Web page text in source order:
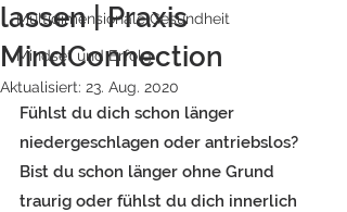
Multidimensionale Gesundheit
Mindset und Erfolg
lassen | Praxis
MindConnection
Aktualisiert: 23. Aug. 2020
Fühlst du dich schon länger
niedergeschlagen oder antriebslos?
Bist du schon länger ohne Grund
traurig oder fühlst du dich innerlich